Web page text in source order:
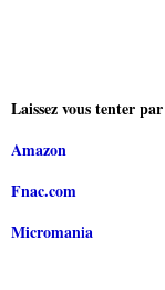
Laissez vous tenter
Amazon
Fnac.com
Micromania